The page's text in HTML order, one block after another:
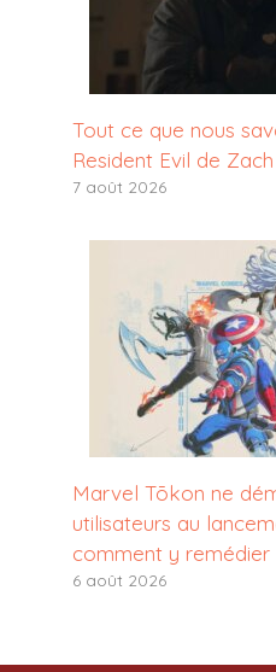
Tout ce que nous
Resident Evil de
7 août 2026
Marvel Tōkon ne
utilisateurs au
comment y remédier
6 août 2026